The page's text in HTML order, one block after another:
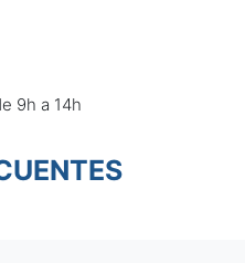
9h a 14h